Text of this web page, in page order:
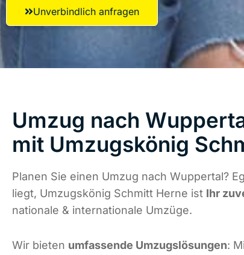
Unverbindlich anfragen
Umzug nach
mit Umzugskönig
Planen Sie einen Umzug nach Wuppertal?
liegt, Umzugskönig Schmitt Herne ist Ihr
nationale & internationale Umzüge.
Wir bieten umfassende Umzugslösungen: